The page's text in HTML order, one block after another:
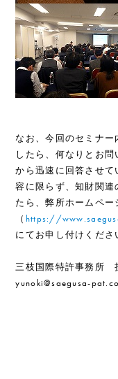
なお、今回のセミナー
したら、何なりとお
から迅速に回答させ
容に限らず、知財関連
たら、弊所ホームペ
（ https://
にてお申し付けくださ
三枝国際特許事務所
yunoki@saegusa-